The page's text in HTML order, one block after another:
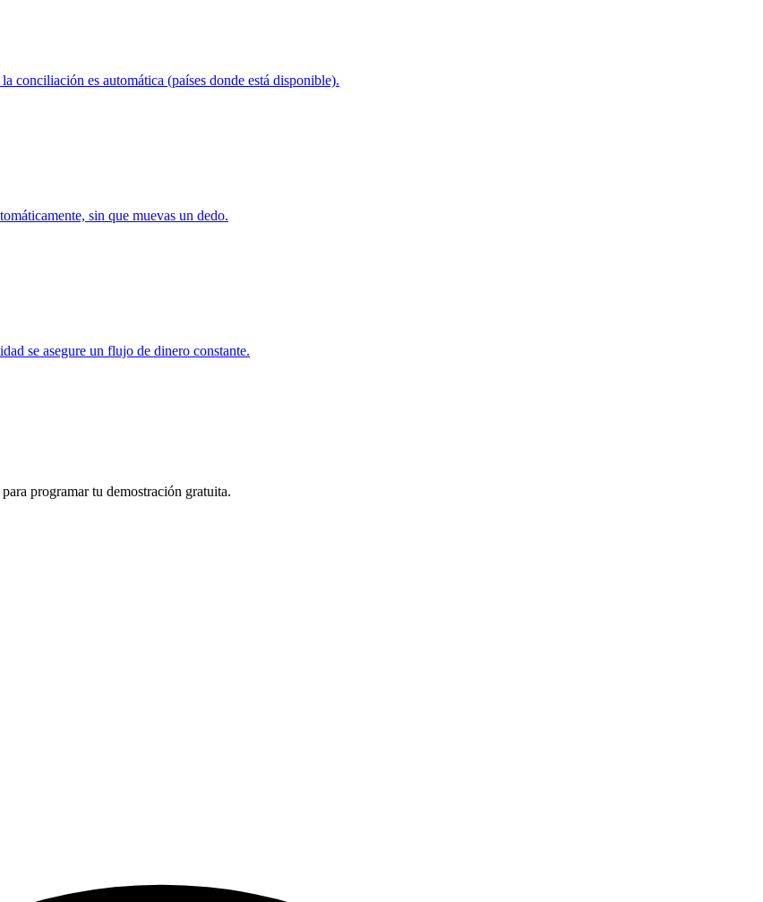
conciliación es automática (países donde está disponible).
sin que muevas un dedo.
se asegure un flujo de dinero constante.
programar tu demostración gratuita.